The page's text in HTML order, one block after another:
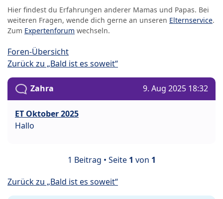
Hier findest du Erfahrungen anderer Mamas und Papas. Bei
weiteren Fragen, wende dich gerne an unseren Elternservice.
Zum Expertenforum wechseln.
Foren-Übersicht
Zurück zu „Bald ist es soweit“
Zahra 9. Aug 2025 18:32
ET Oktober 2025
Hallo
1 Beitrag • Seite 1 von 1
Zurück zu „Bald ist es soweit“